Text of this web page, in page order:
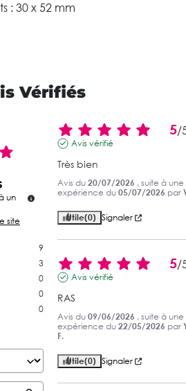
: 30 x 52 mm
Vérifiés
un
site
9
3
0
0
0
5/
Avis vérifié
Très bien
Avis du 20/07/2026 , suite à une
expérience du 05/07/2026 par
Utile(0) Signaler
5/
Avis vérifié
RAS
Avis du 09/06/2026 , suite à une
expérience du 22/05/2026 par
F.
Utile(0) Signaler